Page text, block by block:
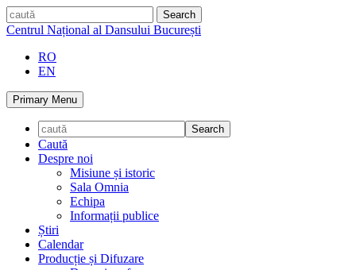
Skip
to
caută
Centrul Național al Dansului București
RO
EN
Primary Menu
Caută
Despre noi
Misiune și istoric
Sala Omnia
Echipa
Informații publice
Știri
Calendar
Producție și Difuzare